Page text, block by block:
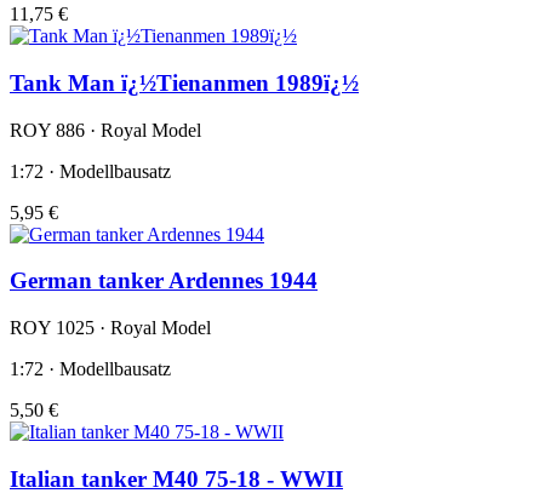
11,75 €
Tank Man ï¿½Tienanmen 1989ï¿½
ROY 886 · Royal Model
1:72 · Modellbausatz
5,95 €
German tanker Ardennes 1944
ROY 1025 · Royal Model
1:72 · Modellbausatz
5,50 €
Italian tanker M40 75-18 - WWII